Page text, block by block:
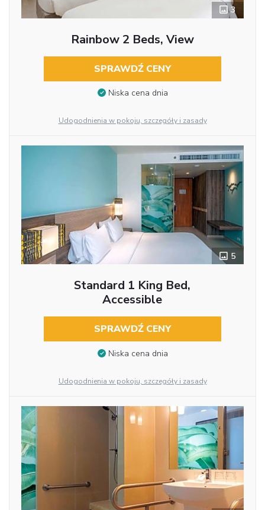
3
Rainbow 2 Beds, View
SPRAWDŹ CENY
Niska cena dnia
Udogodnienia w pokoju, szczegóły i zasady
5
Standard 1 King Bed,
Accessible
SPRAWDŹ CENY
Niska cena dnia
Udogodnienia w pokoju, szczegóły i zasady